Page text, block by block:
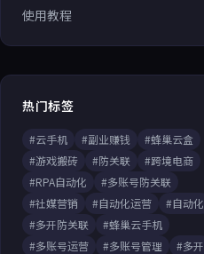
使用教程
热门标签
#云手机 #副业赚钱
#蜂巢云盒
#游戏搬砖
#防关联
#跨境电商
#RPA自动化
#多账号防关联
#社媒营销
#自动化运营
#自动化
#多开防关联
#蜂巢云手机
#多账号运营
#多账号管理
#多开